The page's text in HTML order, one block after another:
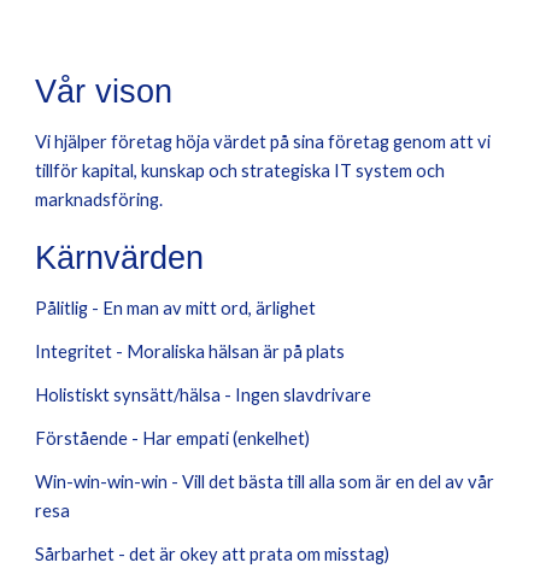
Vår vison
Vi hjälper företag höja värdet på sina företag genom att vi
tillför kapital, kunskap och strategiska IT system och
marknadsföring.
Kärnvärden
Pålitlig - En man av mitt ord, ärlighet
Integritet - Moraliska hälsan är på plats
Holistiskt synsätt/hälsa - Ingen slavdrivare
Förstående - Har empati (enkelhet)
Win-win-win-win - Vill det bästa till alla som är en del avvår
resa
Sårbarhet - det är okey att prata om misstag)